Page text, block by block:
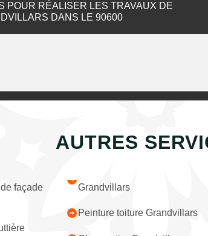
POUR RÉALISER LES TRAVAUX DE
DANS LE 90600
AUTRES
façade
Grandvillars
Peinture toiture Grandvillars